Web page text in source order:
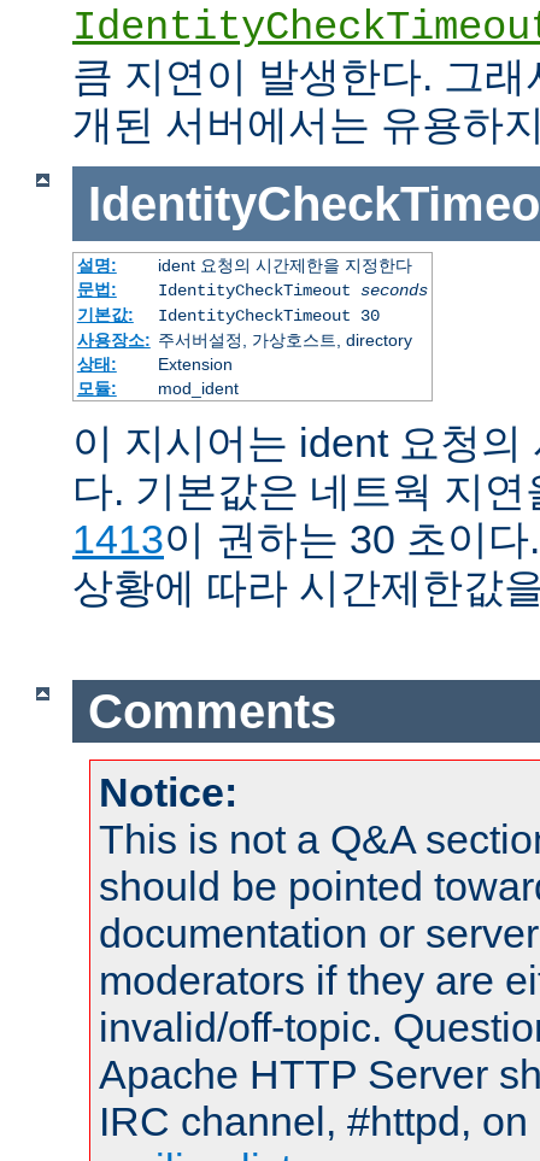
큼 지연이 발생한다. 그
개된 서버에서는 유용하
설명:
ident 요청의 시간제한을 지정한다
문법:
IdentityCheckTimeout seconds
기본값:
IdentityCheckTimeout 30
사용장소: 주서버설정, 가상호스트, directory
상태:
Extension
모듈:
mod_ident
이 지시어는 ident 요청
다. 기본값은 네트웍 지
1413이 권하는 30 초이
상황에 따라 시간제한값
Comments
Notice:
This is not a Q&A
should be pointed
documentation or
moderators if they are
invalid/off-topic.
Apache HTTP Server
IRC channel, #httpd,